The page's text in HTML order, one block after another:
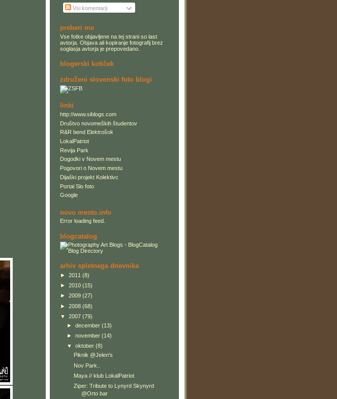
Vsi komentarji
preberi me
Vse fotke objavljene na tej strani so last
avtorja. Objava ali kopiranje fotografij brez
soglasja avtorja je prepovedano.
blogerski kotiček
združeni slovenski foto blogi
linki
http://www.siblogs.com
Društvo novomeških študentov
R&R bend Elektrošok
LokalPatriot
Revija Park
Dogodki v Novem mestu
Pogovori o Novem mestu
Dijaški projekt Kolektivc
Portal Slo foto
Google
novo mesto.info
Error loading feed.
blogcatalog
arhiv spletnega dnevnika
► 2011 (8)
► 2010 (15)
► 2009 (27)
► 2008 (68)
▼ 2007 (79)
► december (13)
► november (14)
▼ oktober (8)
Piknik @Jelen's
Nov Park..
Maya // klub LokalPatriot
Ziper: Tribute to Lynyrd Skynyrd
@Orto bar